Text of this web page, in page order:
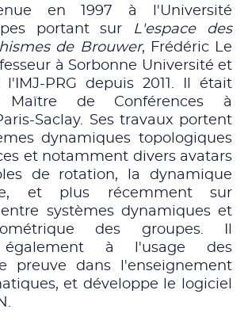
en 1997 à l'Université
portant sur L'espace des
de Brouwer, Frédéric Le
à Sorbonne Université et
PRG depuis 2011. Il était
Maïtre de Conférences à
Saclay. Ses travaux portent
dynamiques topologiques
et notamment divers avatars
de rotation, la dynamique
et plus récemment sur
systèmes dynamiques et
des groupes. Il
également à l'usage des
preuve dans l'enseignement
et développe le logiciel